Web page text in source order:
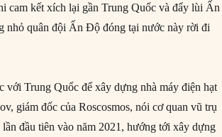
cam kết xích lại gần Trung Quốc và đẩy lùi Ấn
nhỏ quân đội Ấn Độ đóng tại nước này rời đi
với Trung Quốc để xây dựng nhà máy điện hạt
giám đốc của Roscosmos, nói cơ quan vũ trụ
đầu tiên vào năm 2021, hướng tới xây dựng